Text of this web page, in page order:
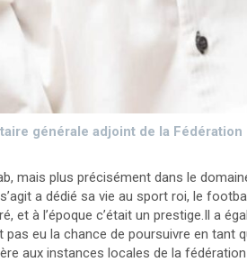
générale adjoint de la
mais plus précisément dans le
a dédié sa vie au sport roi, le
et à l’époque c’était un prestige.Il a
pas eu la chance de poursuivre en tant
aux instances locales de la